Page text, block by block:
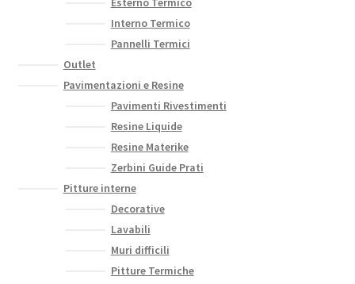
Interno Termico
Pannelli Termici
Outlet
Pavimentazioni e Resine
Pavimenti Rivestimenti
Resine Liquide
Resine Materike
Zerbini Guide Prati
Pitture interne
Decorative
Lavabili
Muri difficili
Pitture Termiche